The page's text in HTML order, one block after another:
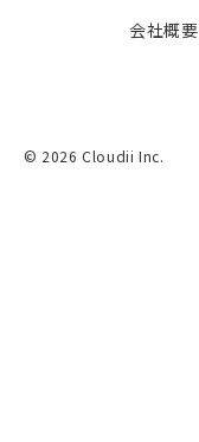
© 2026 Cloudii Inc.
会社概要